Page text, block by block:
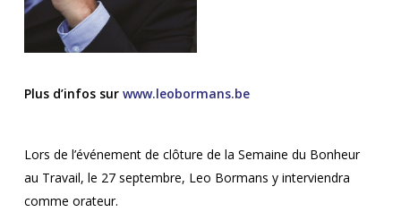
Plus d’infos sur www.leobormans.be
Lors de l’événement de clôture de la Semaine du Bonheur
au Travail, le 27 septembre, Leo Bormans y interviendra
comme orateur.